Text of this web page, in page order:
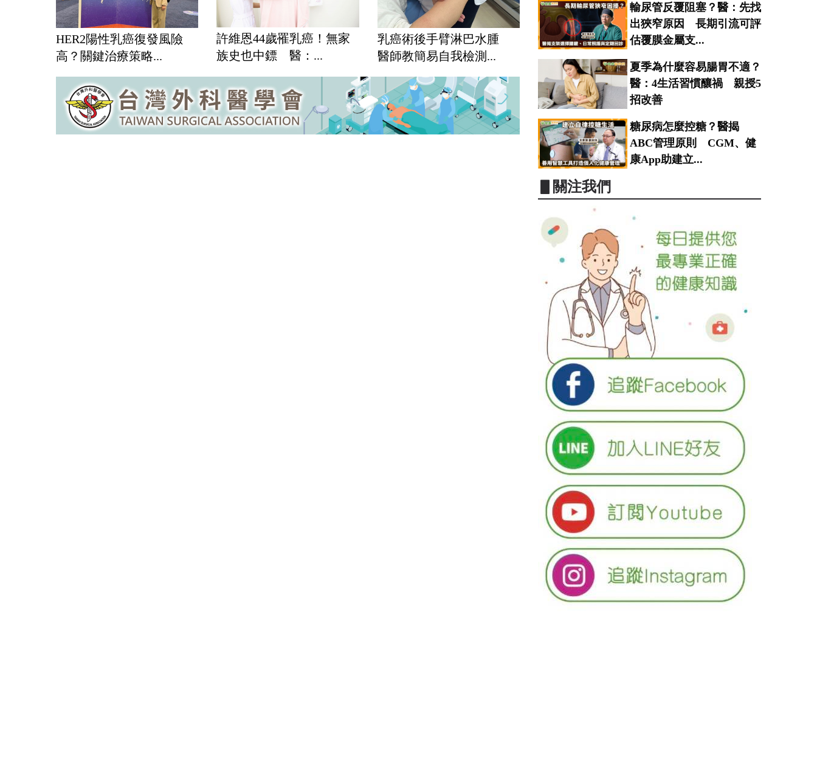
HER2陽性乳癌復發風險
高？關鍵治療策略...
許維恩44歲罹乳癌！無家
族史也中鏢 醫：...
乳癌術後手臂淋巴水腫
醫師教簡易自我檢測...
輸尿管反覆阻塞？醫：先找
出狹窄原因 長期引流可評
估覆膜金屬支...
夏季為什麼容易腸胃不適？
醫：4生活習慣釀禍 親授5
招改善
糖尿病怎麼控糖？醫揭
ABC管理原則 CGM、健
康App助建立...
▋關注我們